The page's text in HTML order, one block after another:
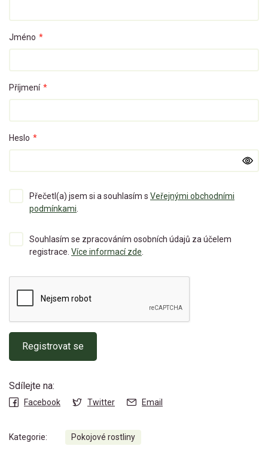
Jméno *
Příjmení *
Heslo *
Přečetl(a) jsem si a souhlasím s Veřejnými obchodními
podmínkami.
Souhlasím se zpracováním osobních údajů za účelem
registrace. Více informací zde.
Registrovat se
Sdílejte na:
Facebook Twitter Email
Kategorie: Pokojové rostliny